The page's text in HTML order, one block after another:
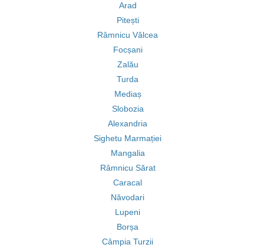
Arad
Pitești
Râmnicu Vâlcea
Focșani
Zalău
Turda
Mediaș
Slobozia
Alexandria
Sighetu Marmației
Mangalia
Râmnicu Sărat
Caracal
Năvodari
Lupeni
Borșa
Câmpia Turzii